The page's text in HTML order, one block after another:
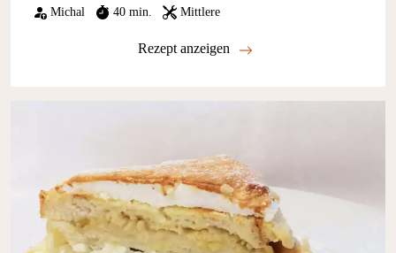
Michal 40 min. Mittlere
Rezept anzeigen